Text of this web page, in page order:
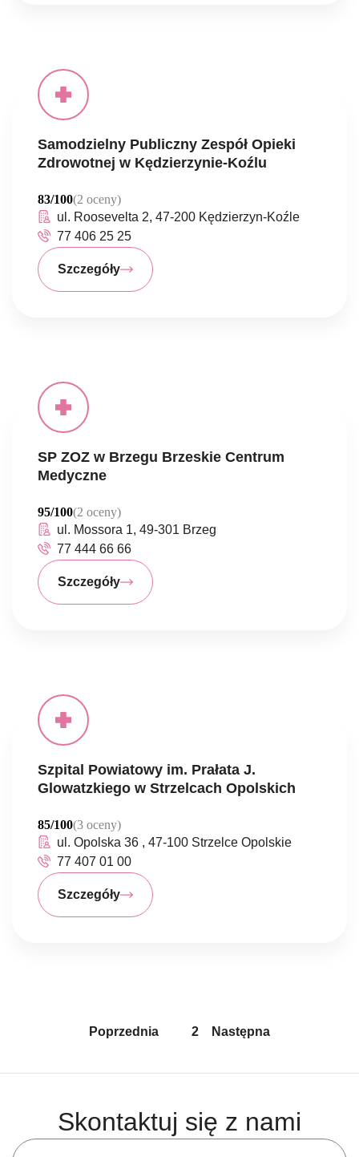
Samodzielny Publiczny Zespół Opieki
Zdrowotnej w Kędzierzynie-Koźlu
83/100(2 oceny)
ul. Roosevelta 2, 47-200 Kędzierzyn-Koźle
77 406 25 25
Szczegóły
SP ZOZ w Brzegu Brzeskie Centrum
Medyczne
95/100(2 oceny)
ul. Mossora 1, 49-301 Brzeg
77 444 66 66
Szczegóły
Szpital Powiatowy im. Prałata J.
Glowatzkiego w Strzelcach Opolskich
85/100(3 oceny)
ul. Opolska 36 , 47-100 Strzelce Opolskie
77 407 01 00
Szczegóły
Poprzednia 2 Następna
Skontaktuj się z nami